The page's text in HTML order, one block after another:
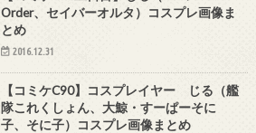
Order、セイバーオルタ）コスプレ画像ま
とめ
2016.12.31
【コミケC90】コスプレイヤー じる（艦
隊これくしょん、大鯨・すーぱーそに
子、そに子）コスプレ画像まとめ